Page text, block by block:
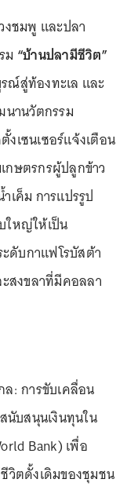
งชมพู และปลา
ม “บ้านปลามีชีวิต”
ณ์สู่ท้องทะเล และ
นานวัตกรรม
เซนเซอร์แจ้งเตือน
กษตรกรผู้ปลูกข้าว
เค็ม การแปรรูป
ใหญ่ให้เป็น
บกาแฟโรบัสต้า
ะสงขลาที่มีคอลลา
: การขับเคลื่อน
นับสนุนเงินทุนใน
Bank) เพื่อ
วิตดั้งเดิมของชุมชน